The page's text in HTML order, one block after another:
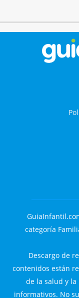
categoría
Descargo de
contenidos están
de la salud y
informativos. No